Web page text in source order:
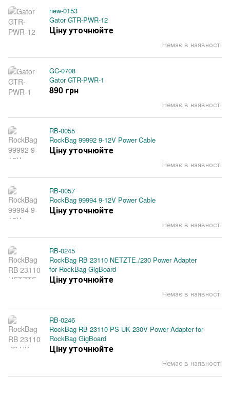
new-0153
Gator GTR-PWR-12
Немає в наявності
Ціну уточнюйте
GC-0708
Gator GTR-PWR-1
Немає в наявності
890 грн
RB-0055
RockBag 99992 9-12V Power Cable
Немає в наявності
Ціну уточнюйте
RB-0057
RockBag 99994 9-12V Power Cable
Немає в наявності
Ціну уточнюйте
RB-0245
RockBag RB 23110 NETZTE./230 Power Adapter
for RockBag GigBoard
Немає в наявності
Ціну уточнюйте
RB-0246
RockBag RB 23110 PS UK 230V Power Adapter for
RockBag GigBoard
Немає в наявності
Ціну уточнюйте